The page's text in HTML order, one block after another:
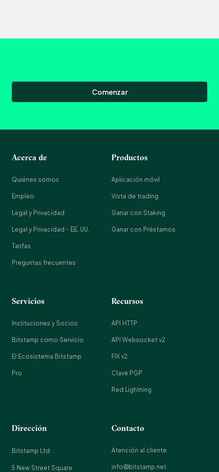
Comenzar
Acerca de
Quiénes somos
Empleo
Legal y Privacidad
Legal y Privacidad - EE. UU.
Tarifas
Preguntas frecuentes
Productos
Aplicación móvil
Vista de trading
Ganar con Staking
Ganar con Préstamos
Servicios
Instituciones y Socios
Bitstamp como Servicio
El Ecosistema Bitstamp
Pro
Recursos
API HTTP
API Websocket v2
FIX v2
Clave PGP
Red Lightning
Dirección
Bitstamp Ltd
5 New Street Square
Contacto
Atención al cliente
info@bitstamp.net